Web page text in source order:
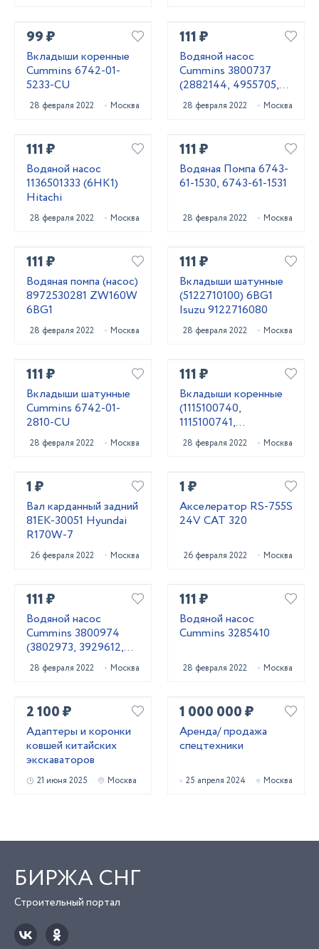
99 ₽
Вкладыши коренные
Cummins 6742-01-
5233-CU
28 февраля 2022 Москва
111 ₽
Водяной насос
Cummins 3800737
(2882144, 4955705,
3803403, 3803260)
28 февраля 2022 Москва
111 ₽
Водяной насос
1136501333 (6HK1)
Hitachi
28 февраля 2022 Москва
111 ₽
Водяная Помпа 6743-
61-1530, 6743-61-1531
28 февраля 2022 Москва
111 ₽
Водяная помпа (насос)
8972530281 ZW160W
6BG1
28 февраля 2022 Москва
111 ₽
Вкладыши шатунные
(5122710100) 6BG1
Isuzu 9122716080
28 февраля 2022 Москва
111 ₽
Вкладыши шатунные
Cummins 6742-01-
2810-CU
28 февраля 2022 Москва
111 ₽
Вкладыши коренные
(1115100740,
1115100741,
1115100742) 6BG1
Isuzu 1115100743
28 февраля 2022 Москва
1 ₽
Вал карданный задний
81EK-30051 Hyundai
R170W-7
26 февраля 2022 Москва
1 ₽
Акселератор RS-755S
24V CAT 320
26 февраля 2022 Москва
111 ₽
Водяной насос
Cummins 3800974
(3802973, 3929612,
3285323, 4376357,
4955529, 3802442,
28 февраля 2022 Москва
111 ₽
Водяной насос
Cummins 3285410
28 февраля 2022 Москва
2 100 ₽
Адаптеры и коронки
ковшей китайских
экскаваторов
21 июня 2025 Москва
1 000 000 ₽
Аренда/ продажа
спецтехники
25 апреля 2024 Москва
БИРЖА СНГ
Строительный портал